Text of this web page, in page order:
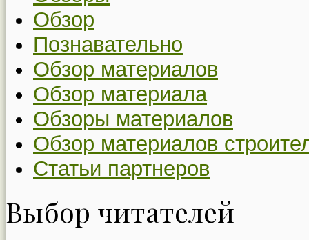
Обзор
Познавательно
Обзор материалов
Обзор материала
Обзоры материалов
Обзор материалов
Статьи партнеров
Выбор читателей